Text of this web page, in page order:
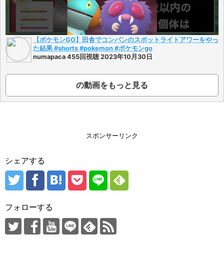
【ポケモンGO】田舎でコンパンのスポットライトアワーをやっ
た結果 #shorts #pokemon #ポケモンgo
numapaca 455回視聴 2023年10月30日
の動画をもっと見る
スポンサーリンク
シェアする
フォローする